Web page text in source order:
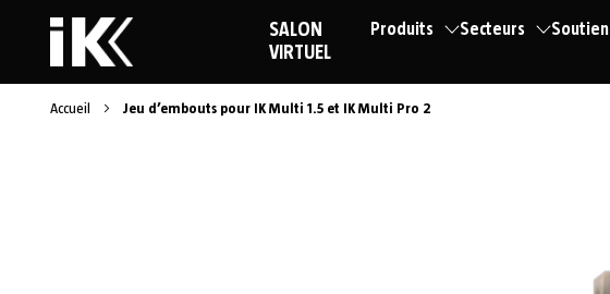
SALON
VIRTUEL
Produits Secteurs Soutien
Accueil Jeu d’embouts pour IK Multi 1.5 et IK Multi Pro 2